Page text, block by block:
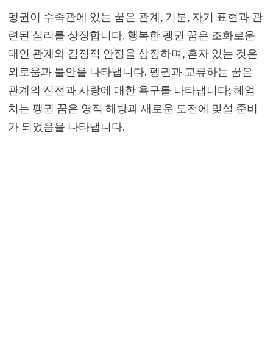
펭귄이 수족관에 있는 꿈은 관계, 기분, 자기 표현과 관
련된 심리를 상징합니다. 행복한 펭귄 꿈은 조화로운
대인 관계와 감정적 안정을 상징하며, 혼자 있는 것은
외로움과 불안을 나타냅니다. 펭귄과 교류하는 꿈은
관계의 진전과 사랑에 대한 욕구를 나타냅니다; 헤엄
치는 펭귄 꿈은 영적 해방과 새로운 도전에 맞설 준비
가 되었음을 나타냅니다.